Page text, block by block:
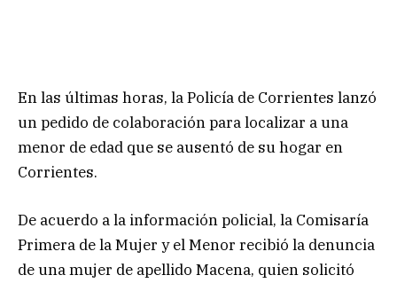
En las últimas horas, la Policía de Corrientes lanzó
un pedido de colaboración para localizar a una
menor de edad que se ausentó de su hogar en
Corrientes.
De acuerdo a la información policial, la Comisaría
Primera de la Mujer y el Menor recibió la denuncia
de una mujer de apellido Macena, quien solicitó